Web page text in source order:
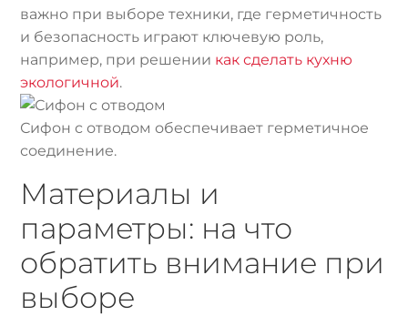
важно при выборе техники, где герметичность
и безопасность играют ключевую роль,
например, при решении как сделать кухню
экологичной.
Сифон с отводом обеспечивает герметичное
соединение.
Материалы и
параметры: на что
обратить внимание при
выборе